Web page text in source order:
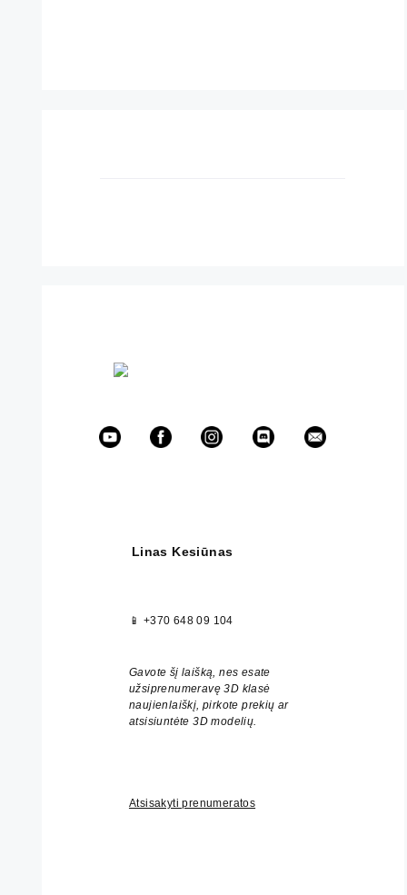
Linas Kesiūnas
📱 +370 648 09 104
Gavote šį laišką, nes esate
užsiprenumeravę 3D klasė
naujienlaiškį, pirkote prekių ar
atsisiuntėte 3D modelių.
Atsisakyti prenumeratos